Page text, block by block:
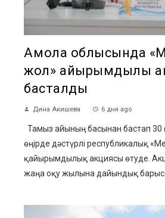
Ақмола облысында
жол» қайырымдылық
басталды
Дина Акишева 6 дня ago
Тамыз айының басынан бастап 30
өңірде дәстүрлі республикалық
қайырымдылық акциясы өтуде.
жаңа оқу жылына дайындық барыс...